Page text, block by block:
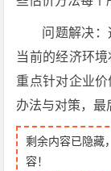
问题解决
当前的经济环
重点针对企业
办法与对策，最
剩余内容已隐藏
容！